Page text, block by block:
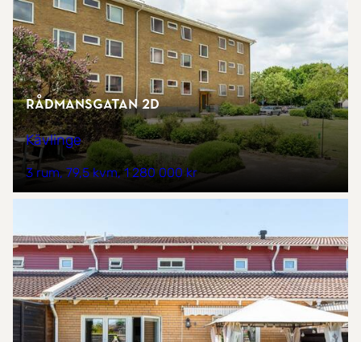
Rådmansgatan 2D
Kävlinge
3 rum 79,5 kvm 1 280 000 kr